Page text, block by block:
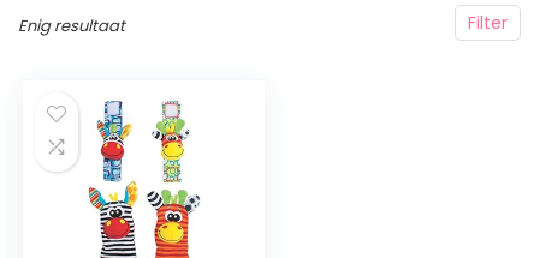
Filter
Enig resultaat